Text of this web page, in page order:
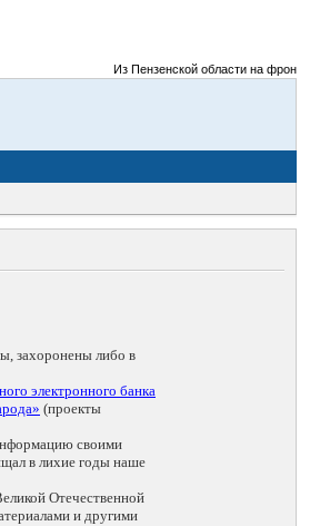
Из Пензенской области на фронты
захоронены либо в
электронного банка
(проекты
своими
в лихие годы наше
Отечественной
и другими